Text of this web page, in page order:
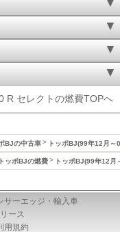
R セレクトの燃費TOPへ
BJの中古車 トッポBJ(99年12月～
トッポBJの燃費 トッポBJ(99年12月
サーエッジ・輸入車
ース
用規約